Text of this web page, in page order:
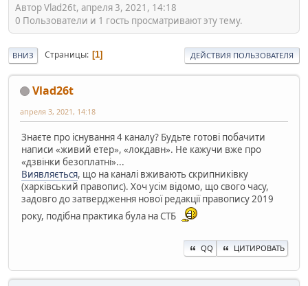
Автор Vlad26t, апреля 3, 2021, 14:18
0 Пользователи и 1 гость просматривают эту тему.
ВНИЗ Страницы 1 ДЕЙСТВИЯ ПОЛЬЗОВАТЕЛЯ
Vlad26t
апреля 3, 2021, 14:18
Знаєте про існування 4 каналу? Будьте готові побачити
написи «живий етер», «локдавн». Не кажучи вже про
«дзвінки безоплатні»...
Виявляється, що на каналі вживають скрипниківку
(харківський правопис). Хоч усім відомо, що свого часу,
задовго до затвердження нової редакції правопису 2019
року, подібна практика була на СТБ
QQ ЦИТИРОВАТЬ